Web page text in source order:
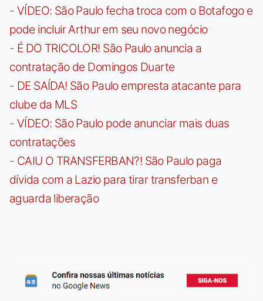
- VÍDEO: São Paulo fecha troca com o Botafogo e
pode incluir Arthur em seu novo negócio
- É DO TRICOLOR! São Paulo anuncia a
contratação de Domingos Duarte
- DE SAÍDA! São Paulo empresta atacante para
clube da MLS
- VÍDEO: São Paulo pode anunciar mais duas
contratações
- CAIU O TRANSFERBAN?! São Paulo paga
dívida com a Lazio para tirar transferban e
aguarda liberação